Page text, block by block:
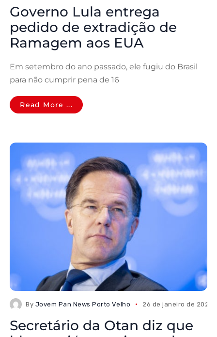
Governo Lula entrega
pedido de extradição de
Ramagem aos EUA
Em setembro do ano passado, ele fugiu do Brasil
para não cumprir pena de 16
Read More ...
By Jovem Pan News Porto Velho 26 de janeiro de 2026
Secretário da Otan diz que